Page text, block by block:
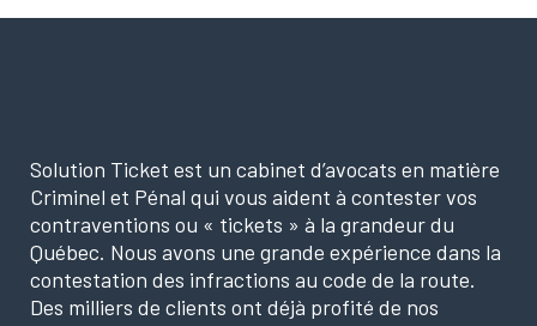
Solution Ticket est un cabinet d’avocats en matière
Criminel et Pénal qui vous aident à contester vos
contraventions ou « tickets » à la grandeur du
Québec. Nous avons une grande expérience dans la
contestation des infractions au code de la route.
Des milliers de clients ont déjà profité de nos